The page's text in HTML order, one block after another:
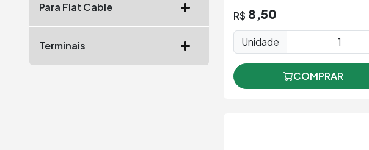
Para Flat Cable
Terminais
R$ 8,50
Unidade
COMPRAR